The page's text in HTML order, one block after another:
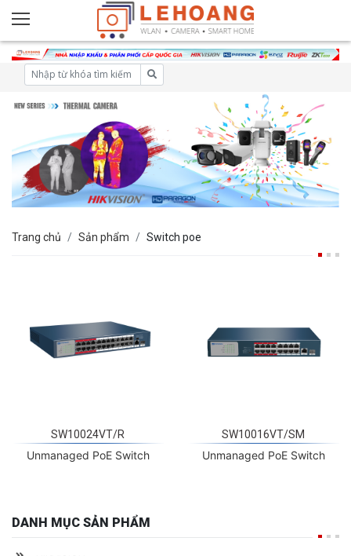
Trang chủ Sản phẩm Switch poe
SW10024VT/R
Unmanaged PoE Switch
SW10016VT/SM
Unmanaged PoE Switch
DANH MỤC SẢN PHẨM